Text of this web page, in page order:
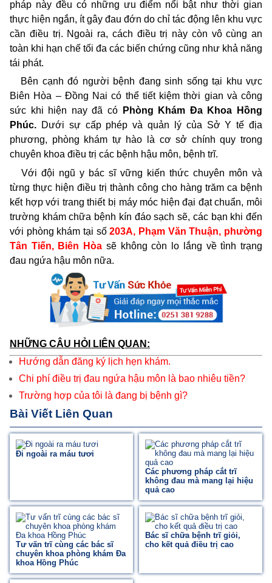
pháp này đều có những ưu điểm nổi bật như thời gian
thực hiện ngắn, ít gây đau đớn do chỉ tác động lên khu vực
cần điều trị. Ngoài ra, cách điều trị này còn vô cùng an
toàn khi hạn chế tối đa các biến chứng cũng như khả năng
tái phát.
Bên cạnh đó người bệnh đang sinh sống tại khu vực
Biên Hòa – Đồng Nai có thể tiết kiệm thời gian và công
sức khi hiện nay đã có
Phòng Khám Đa Khoa Hồng
Phúc. Dưới sự cấp phép và quản lý của Sở Y tế địa
phương, phòng khám tự hào là cơ sở chính quy trong
chuyên khoa điều trị các bệnh hậu môn, bệnh trĩ.
Với đội ngũ y bác sĩ vững kiến thức chuyên môn và
từng thực hiện điều trị thành công cho hàng trăm ca bệnh
kết hợp với trang thiết bị máy móc hiện đại đạt chuẩn, môi
trường khám chữa bệnh kín đáo sạch sẽ, các bạn khi đến
với phòng khám tại số203A, Phạm Văn Thuận, phường
Tân Tiến, Biên Hòa sẽ không còn lo lắng về tình trạng
đau ngứa hậu môn nữa.
NHỮNG CÂU HỎI LIÊN QUAN:
Hướng dẫn đăng ký lịch hẹn khám.
Chi phí điều trị đau ngứa hậu môn là bao nhiêu tiền?
Trường hợp của tôi là đang bị bệnh gì?
Bài Viết Liên Quan
Đi ngoài ra máu tươi
Các phương pháp cắt trĩ
không đau mà mang lại hiệu
quả cao
Tư vấn trĩ cùng các bác sĩ
chuyên khoa phòng khám Đa
khoa Hồng Phúc
Bác sĩ chữa bệnh trĩ giỏi,
cho kết quả điều trị cao